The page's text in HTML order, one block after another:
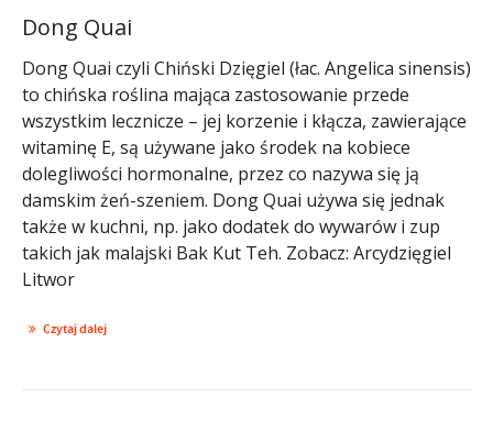
Dong Quai
Dong Quai czyli Chiński Dzięgiel (łac. Angelica sinensis)
to chińska roślina mająca zastosowanie przede
wszystkim lecznicze – jej korzenie i kłącza, zawierające
witaminę E, są używane jako środek na kobiece
dolegliwości hormonalne, przez co nazywa się ją
damskim żeń-szeniem. Dong Quai używa się jednak
także w kuchni, np. jako dodatek do wywarów i zup
takich jak malajski Bak Kut Teh. Zobacz: Arcydzięgiel
Litwor
Czytaj dalej